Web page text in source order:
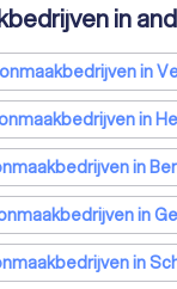
in Uden
in
in
in
in
in
in